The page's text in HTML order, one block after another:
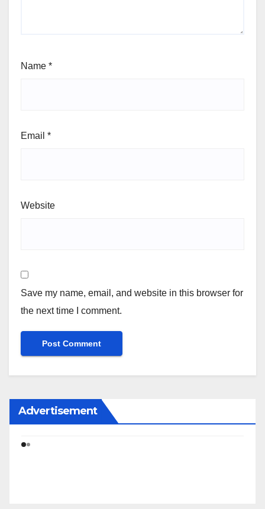
Name *
Email *
Website
Save my name, email, and website in this browser for
the next time I comment.
Advertisement